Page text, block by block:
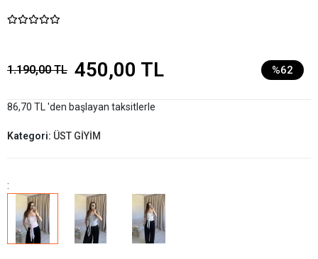
1.190,00 TL 450,00 TL %62
86,70 TL 'den başlayan taksitlerle
Kategori: ÜST GİYİM
: